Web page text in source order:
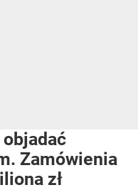
Zamówienia
zł